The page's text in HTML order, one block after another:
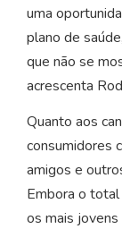
uma
plano de
que não se
acrescenta
Quanto aos
consumidores
amigos e
Embora o
os mais